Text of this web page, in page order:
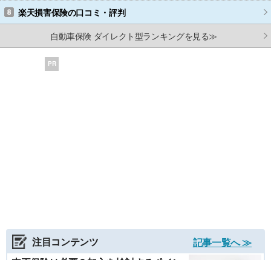
楽天損害保険の口コミ・評判
自動車保険 ダイレクト型ランキングを見る≫
PR
注目コンテンツ
記事一覧へ ≫